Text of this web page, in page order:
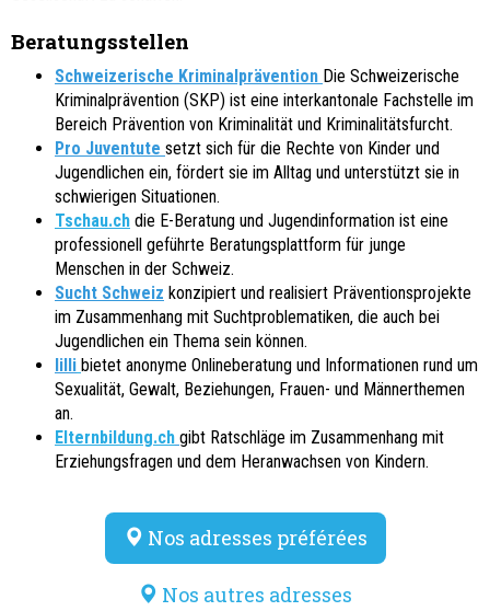
Beratungsstellen
Schweizerische Kriminalprävention Die Schweizerische
Kriminalprävention (SKP) ist eine interkantonale Fachstelle im
Bereich Prävention von Kriminalität und Kriminalitätsfurcht.
Pro Juventute setzt sich für die Rechte von Kinder und
Jugendlichen ein, fördert sie im Alltag und unterstützt sie in
schwierigen Situationen.
Tschau.ch die E-Beratung und Jugendinformation ist eine
professionell geführte Beratungsplattform für junge
Menschen in der Schweiz.
Sucht Schweiz konzipiert und realisiert Präventionsprojekte
im Zusammenhang mit Suchtproblematiken, die auch bei
Jugendlichen ein Thema sein können.
lilli bietet anonyme Onlineberatung und Informationen rund um
Sexualität, Gewalt, Beziehungen, Frauen- und Männerthemen
an.
Elternbildung.ch gibt Ratschläge im Zusammenhang mit
Erziehungsfragen und dem Heranwachsen von Kindern.
Nos adresses préférées
Nos autres adresses